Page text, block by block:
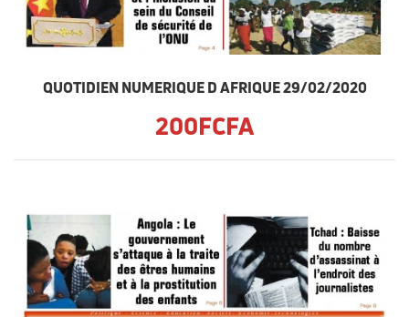
QUOTIDIEN NUMERIQUE D AFRIQUE 29/02/2020
200FCFA